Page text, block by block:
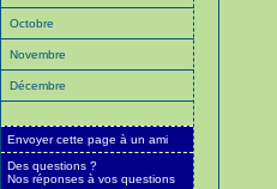
Octobre
Novembre
Décembre
Envoyer cette page à un ami
Des questions ?
Nos réponses à vos questions